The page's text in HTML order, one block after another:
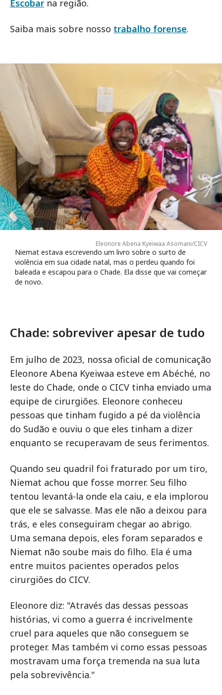
Escobarna região.
Saiba mais sobre nosso trabalho forense.
Eleonore Abena Kyeiwaa Asomani/CICV
Niemat estava escrevendo um livro sobre o surto de
violência em sua cidade natal, mas o perdeu quando foi
baleada e escapou para o Chade. Ela disse que vai começar
de novo.
Chade: sobreviver apesar de tudo
Em julho de 2023, nossa oficial de comunicação
Eleonore Abena Kyeiwaa esteve em Abéché, no
leste do Chade, onde o CICV tinha enviado uma
equipe de cirurgiões. Eleonore conheceu
pessoas que tinham fugido a pé da violência
do Sudão e ouviu o que eles tinham a dizer
enquanto se recuperavam de seus ferimentos.
Quando seu quadril foi fraturado por um tiro,
Niemat achou que fosse morrer. Seu filho
tentou levantá-la onde ela caiu, e ela implorou
que ele se salvasse. Mas ele não a deixou para
trás, e eles conseguiram chegar ao abrigo.
Uma semana depois, eles foram separados e
Niemat não soube mais do filho. Ela é uma
entre muitos pacientes operados pelos
cirurgiões do CICV.
Eleonore diz: "Através das dessas pessoas
histórias, vi como a guerra é incrivelmente
cruel para aqueles que não conseguem se
proteger. Mas também vi como essas pessoas
mostravam uma força tremenda na sua luta
pela sobrevivência."